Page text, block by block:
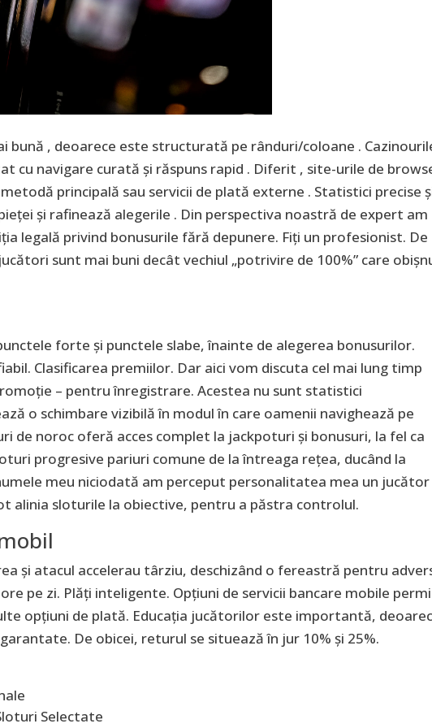
bună , deoarece este structurată pe rânduri/coloane .
cu navigare curată și răspuns rapid . Diferit , site-urile de
principală sau servicii de plată externe . Statistici precise
și rafinează alegerile . Din perspectiva noastră de expert am
legală privind bonusurile fără depunere. Fiți un profesionist. De
sunt mai buni decât vechiul „potrivire de 100%” care
forte și punctele slabe, înainte de alegerea bonusurilor.
Clasificarea premiilor. Dar aici vom discuta cel mai lung timp
– pentru înregistrare. Acestea nu sunt statistici
o schimbare vizibilă în modul în care oamenii navighează pe
de noroc oferă acces complet la jackpoturi și bonusuri, la fel ca
progresive pariuri comune de la întreaga rețea, ducând la
meu niciodată am perceput personalitatea mea un jucător
alinia sloturile la obiective, pentru a păstra controlul.
și atacul accelerau târziu, deschizând o fereastră pentru
pe zi. Plăți inteligente. Opțiuni de servicii bancare mobile
opțiuni de plată. Educația jucătorilor este importantă,
De obicei, returul se situează în jur 10% și 25%.
Selectate